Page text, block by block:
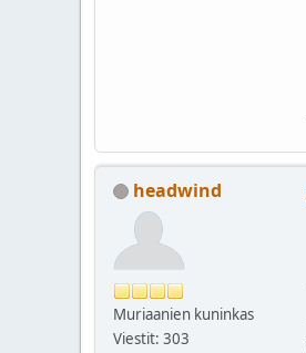
headwind
Muriaanien kuninkas
Viestit: 303